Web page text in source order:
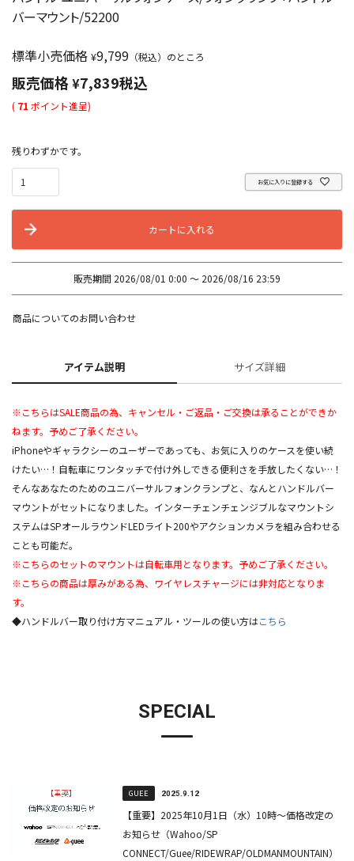
バーマウント/52200
標準小売価格 ¥9,799 （税込）のところ
販売価格¥7,839税込
( 71 ポイント進呈)
残りわずかです。
お気に入りに登録する
カートに入れる
販売期間 2026/08/01 0:00 〜 2026/08/16 23:59
商品についてのお問い合わせ
アイテム説明 サイズ詳細
※こちらはSALE商品の為、キャンセル・ご返品・ご交換は承ることができか
ねます。予めご了承ください。
iPhoneやギャラクシーのユーザーであっても、お気に入りのケースを使い続
けたい…！自転車にワンタッチで付け外しできる便利さを手放したくない…！
そんなあなたのためのユニバーサルフォンクランプと、なんとハンドルバー
マウントがセットになりました。インターチェンチェンジブルなマウントシ
ステムはSPオールラウンドLEDライト200やアクションカメラを組み合わせる
ことも可能だ。
※こちらのセットのマウントは自転車用となります。予めご了承ください。
※こちらの商品は厚みがある為、ワイヤレスチャージには非対応となりま
す。
◆ハンドルバー取り付け方マニュアル・ツールの使い方はこちら
SPECIAL